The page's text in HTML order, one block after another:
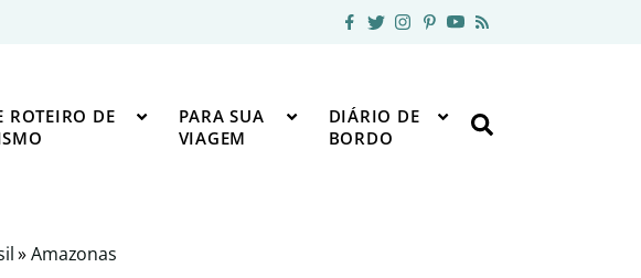
ROTEIRO DE
PARA SUA
VIAGEM
DIÁRIO DE
BORDO
»Amazonas